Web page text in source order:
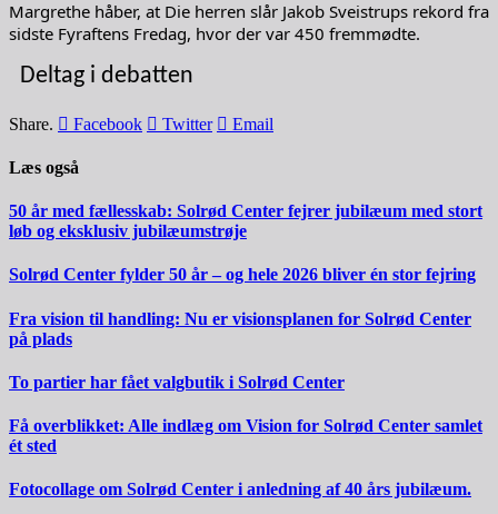
Margrethe håber, at Die herren slår Jakob Sveistrups rekord fra
sidste Fyraftens Fredag, hvor der var 450 fremmødte.
Deltag i debatten
Share. Facebook Twitter Email
Læs også
50 år med fællesskab: Solrød Center fejrer jubilæum med stort
løb og eksklusiv jubilæumstrøje
Solrød Center fylder 50 år – og hele 2026 bliver én stor fejring
Fra vision til handling: Nu er visionsplanen for Solrød Center
på plads
To partier har fået valgbutik i Solrød Center
Få overblikket: Alle indlæg om Vision for Solrød Center samlet
ét sted
Fotocollage om Solrød Center i anledning af 40 års jubilæum.